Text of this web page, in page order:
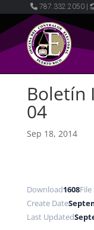
787.332.2050
Boletín
04
Sep 18, 2014
Download1608File
Create Date
Last Updated